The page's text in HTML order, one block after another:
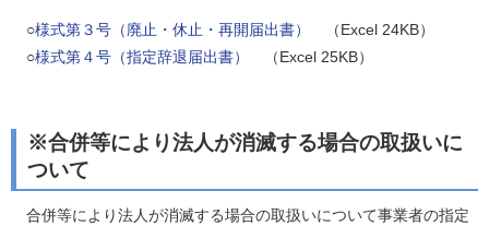
○様式第３号（廃止・休止・再開届出書）
（Excel 24KB）
○様式第４号（指定辞退届出書） （Excel 25KB）
※合併等により法人が消滅する場合の取扱いに
ついて
合併等により法人が消滅する場合の取扱いについて事業者の指定